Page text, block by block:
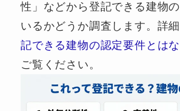
性」などから登記できる建物
いるかどうか調査します。詳細
記できる建物の認定要件とは
ご覧ください。